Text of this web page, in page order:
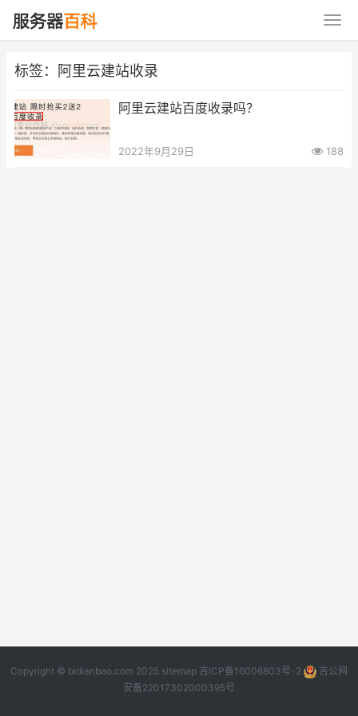
标签：阿里云建站收录
阿里云建站百度收录吗？
2022年9月29日 188
Copyright © bidianbao.com 2025 sitemap 吉ICP备16006803号-2
吉公网
安备22017302000395号